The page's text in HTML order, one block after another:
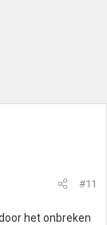
#11
het onbreken